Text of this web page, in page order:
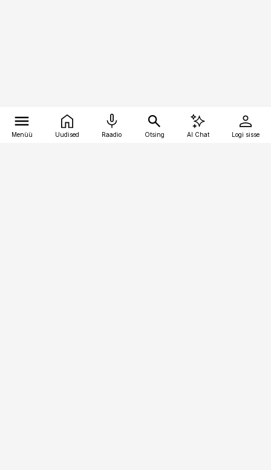
Menüü Uudised Raadio Otsing AI Chat Logi sisse